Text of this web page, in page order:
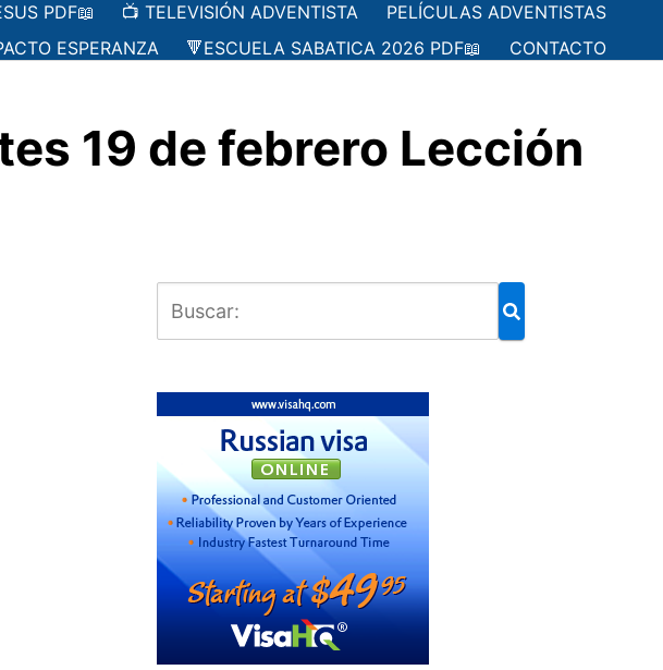
PDF📖 📺 TELEVISIÓN ADVENTISTA
PELÍCULAS ADVENTISTAS
ESPERANZA
🔻ESCUELA SABATICA 2026 PDF📖 CONTACTO
19 de febrero Lección